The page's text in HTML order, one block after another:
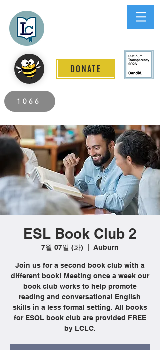
DONATE
1066
ESL Book Club 2
7월 07일 (화)
  |
Auburn
Join us for a second book club with a
different book! Meeting once a week our
book club works to help promote
reading and conversational English
skills in a less formal setting. All books
for ESOL book club are provided FREE
by LCLC.